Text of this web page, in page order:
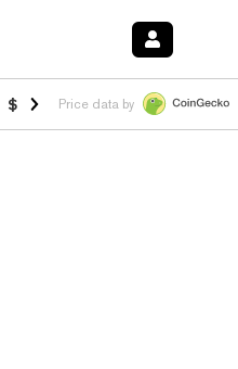
$1.031 0.80%HYPE $54.17 -
Price data by